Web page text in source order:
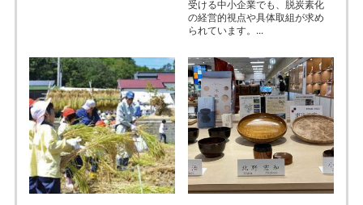
受ける中小企業でも、脱炭素化
の経営的視点や具体取組が求め
られています。...